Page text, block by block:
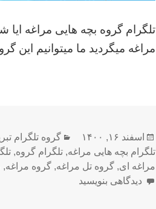
تلگرام گروه بچه هایی مراغه
مراغه میگردید ما میتوانیم این
ارسال
شده
در
اسفند ۱۶, ۱۴۰۰ دسته‌ها
گروه تلگرام
تلگرام بچه هایی مراغه,تلگرام گروه,
مراغه ای,گروه تل مراغه,گروه مراغه,
برای گروه تلگرام بچه هایی مراغه
دیدگاهی بنویسید